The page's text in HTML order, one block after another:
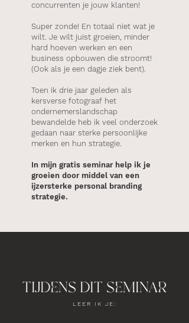
concurrenten je jouw klanten!
Super zonde! En totaal niet wat je
wilt. Je wilt juist groeien, minder
hard hoeven werken en een
business opbouwen die stroomt!
(Ook als je een dagje ziek bent).
Toen ik drie jaar geleden als
kersverse fotograaf het
ondernemerslandschap
bewandelde heb ik veel onderzoek
gedaan naar sterke persoonlijke
merken en hun strategie.
In mijn gratis seminar help ik je
groeien door middel van een
ijzersterke personal branding
strategie.
TIJDENS DIT SEMINAR
LEER IK JE: